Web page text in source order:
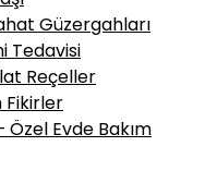
Güzergahları
Tedavisi
Reçeller
Fikirler
Evde Bakım